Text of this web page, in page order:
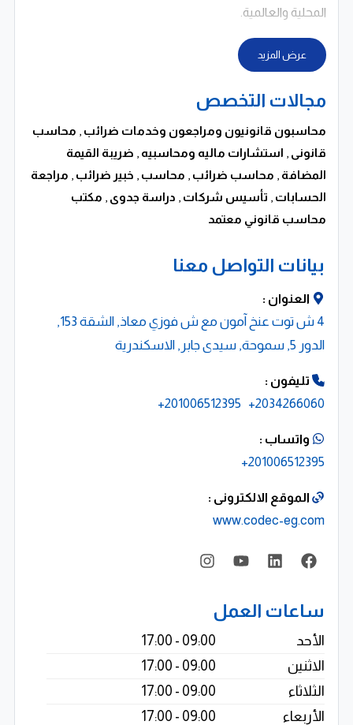
المحلية والعالمية.
عرض المزيد
مجالات التخصص
محاسبون قانونيون ومراجعون وخدمات ضرائب , محاسب
قانونى , استشارات ماليه ومحاسبيه , ضريبة القيمة
المضافة , محاسب ضرائب , محاسب , خبير ضرائب , مراجعة
الحسابات , تأسيس شركات , دراسة جدوى , مكتب
محاسب قانوني معتمد
بيانات التواصل معنا
العنوان :
4 ش توت عنخ آمون مع ش فوزي معاذ, الشقة 153,
الدور 5, سموحة, سيدى جابر, الاسكندرية
تليفون :
2034266060+
201006512395+
واتساب :
201006512395+
الموقع الالكترونى :
www.codec-eg.com
ساعات العمل
الأحد
09:00 - 17:00
الاثنين
09:00 - 17:00
الثلاثاء
09:00 - 17:00
الأربعاء
09:00 - 17:00